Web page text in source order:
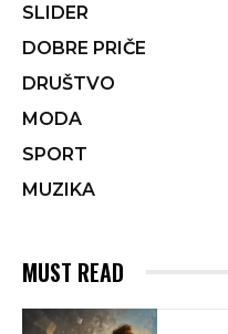
SLIDER
DOBRE PRIČE
DRUŠTVO
MODA
SPORT
MUZIKA
MUST READ